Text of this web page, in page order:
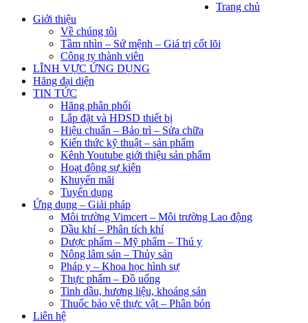
Trang chủ
Giới thiệu
Về chúng tôi
Tầm nhìn – Sứ mệnh – Giá trị cốt lõi
Công ty thành viên
LĨNH VỰC ỨNG DỤNG
Hãng đại diện
TIN TỨC
Hãng phân phối
Lắp đặt và HDSD thiết bị
Hiệu chuẩn – Bảo trì – Sửa chữa
Kiến thức kỹ thuật – sản phẩm
Kênh Youtube giới thiệu sản phẩm
Hoạt động sự kiện
Khuyến mãi
Tuyển dụng
Ứng dụng – Giải pháp
Môi trường Vimcert – Môi trường Lao động
Dầu khí – Phân tích khí
Dược phẩm – Mỹ phẩm – Thú y
Nông lâm sản – Thủy sản
Pháp y – Khoa học hình sự
Thực phẩm – Đồ uống
Tinh dầu, hương liệu, khoáng sản
Thuốc bảo vệ thực vật – Phân bón
Liên hệ